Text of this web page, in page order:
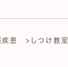
患 >しつけ教室